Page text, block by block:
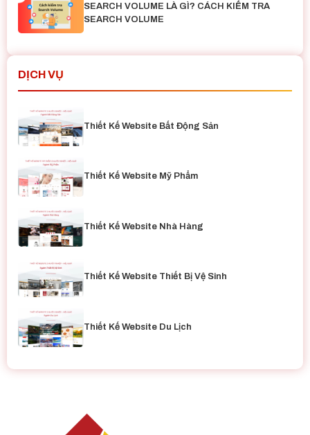
SEARCH VOLUME LÀ GÌ? CÁCH KIỂM TRA
SEARCH VOLUME
DỊCH VỤ
Thiết Kế Website Bất Động Sản
Thiết Kế Website Mỹ Phẩm
Thiết Kế Website Nhà Hàng
Thiết Kế Website Thiết Bị Vệ Sinh
Thiết Kế Website Du Lịch